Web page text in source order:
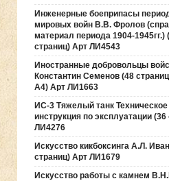
Инженерные боеприпасы
мировых войн В.В. Фролов
материал периода 1904-1945гг.)
страниц) Арт ЛИ4543
Иностранные добровольцы
Константин Семенов (48
А4) Арт ЛИ1663
ИС-3 Тяжелый танк
инструкция по эксплуатации (36
ЛИ4276
Искусство кикбоксинга А.Л.
страниц) Арт ЛИ1679
Искусство работы с камнем